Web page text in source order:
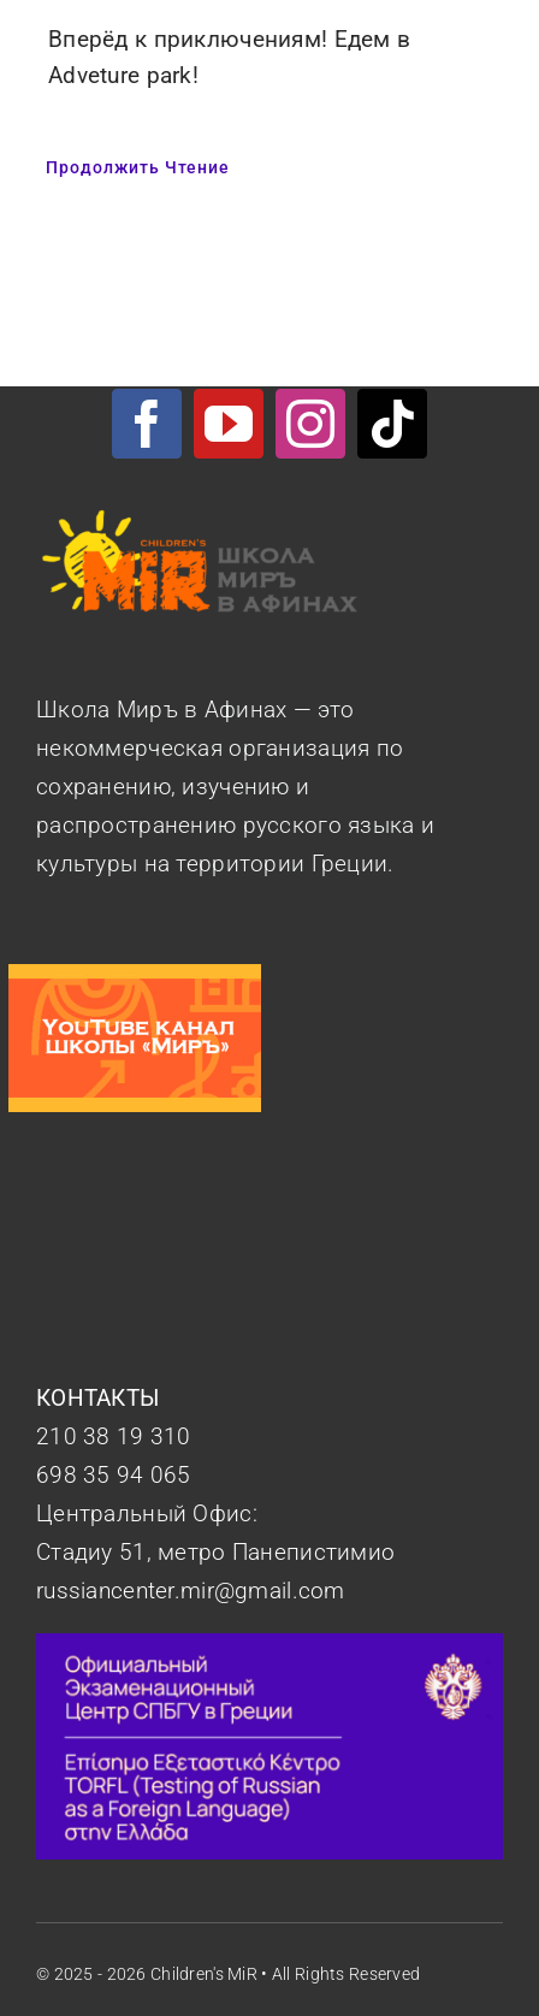
Вперёд к приключениям! Едем в
Adveture park!
Продолжить Чтение
Школа Миръ в Афинах — это
некоммерческая организация по
сохранению, изучению и
распространению русского языка и
культуры на территории Греции.
КОНТАКТЫ
210 38 19 310
698 35 94 065
Центральный Офис:
Стадиу 51, метро Панепистимио
russiancenter.mir@gmail.com
© 2025 - 2026 Children's MiR • All Rights Reserved